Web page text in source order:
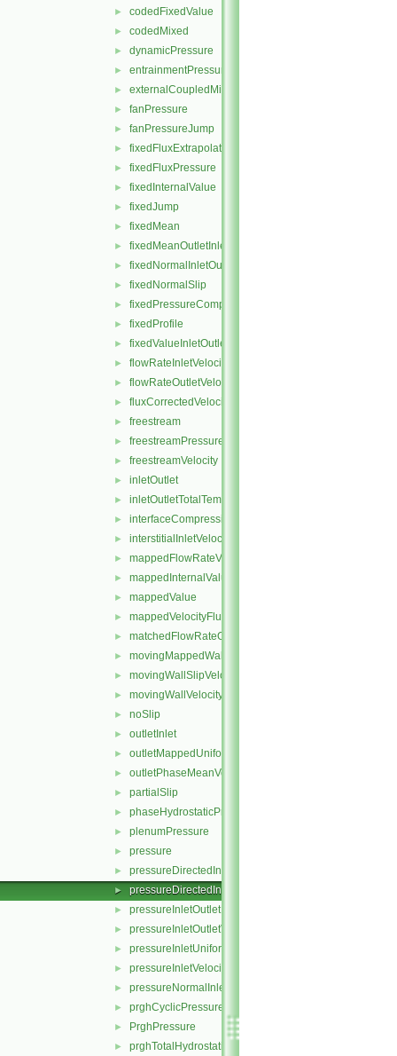
► codedFixedValue
► codedMixed
► dynamicPressure
► entrainmentPressure
► externalCoupledMixed
► fanPressure
► fanPressureJump
► fixedFluxExtrapolatedPressure
► fixedFluxPressure
► fixedInternalValue
► fixedJump
► fixedMean
► fixedMeanOutletInlet
► fixedNormalInletOutletVelocity
► fixedNormalSlip
► fixedPressureCompressibleDensity
► fixedProfile
► fixedValueInletOutlet
► flowRateInletVelocity
► flowRateOutletVelocity
► fluxCorrectedVelocity
► freestream
► freestreamPressure
► freestreamVelocity
► inletOutlet
► inletOutletTotalTemperature
► interfaceCompression
► interstitialInletVelocity
► mappedFlowRateVelocity
► mappedInternalValue
► mappedValue
► mappedVelocityFlux
► matchedFlowRateOutletVelocity
► movingMappedWallVelocity
► movingWallSlipVelocity
► movingWallVelocity
► noSlip
► outletInlet
► outletMappedUniformInlet
► outletPhaseMeanVelocity
► partialSlip
► phaseHydrostaticPressure
► plenumPressure
► pressure
► pressureDirectedInletOutletVelocity
► pressureDirectedInletVelocity
► pressureInletOutletParSlipVelocity
► pressureInletOutletVelocity
► pressureInletUniformVelocity
► pressureInletVelocity
► pressureNormalInletOutletVelocity
► prghCyclicPressure
► PrghPressure
► prghTotalHydrostaticPressure